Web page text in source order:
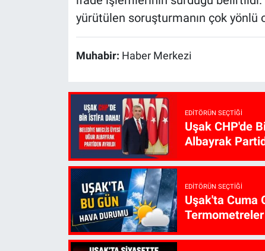
yürütülen soruşturmanın çok
Muhabir: Haber Merkezi
EDITÖRÜN SEÇTIĞI
Uşak CHP'de
Albayrak
EDITÖRÜN SEÇTIĞI
Uşak'ta Cuma